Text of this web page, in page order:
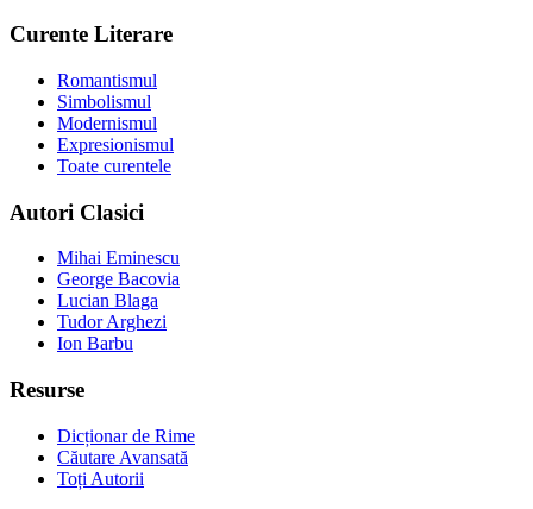
Curente Literare
Romantismul
Simbolismul
Modernismul
Expresionismul
Toate curentele
Autori Clasici
Mihai Eminescu
George Bacovia
Lucian Blaga
Tudor Arghezi
Ion Barbu
Resurse
Dicționar de Rime
Căutare Avansată
Toți Autorii